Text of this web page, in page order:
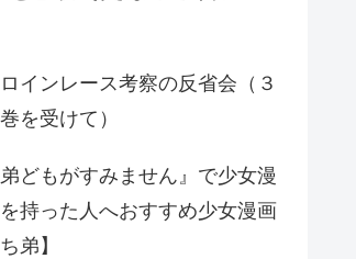
インレース考察の反省会（３
を受けて）
弟どもがすみません』で少女漫
持った人へおすすめ少女漫画
弟】